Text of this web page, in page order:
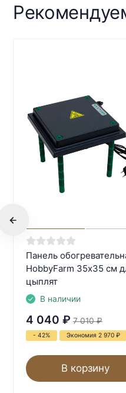
Панель
HobbyFarm 35х35 см
цыплят
В наличии
4 040 ₽ 7 010 ₽
- 42% Экономия 2 970 ₽
В корзину